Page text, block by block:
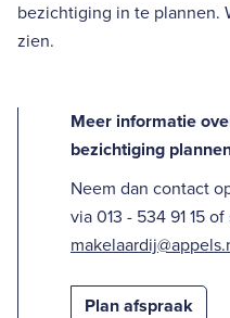
bezichtiging in te plannen.
zien.
Meer informatie
bezichtiging
Neem dan contact
via 013 - 534 91 15
Plan afspraak